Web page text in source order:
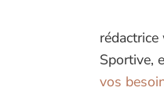
Sportive,
vos